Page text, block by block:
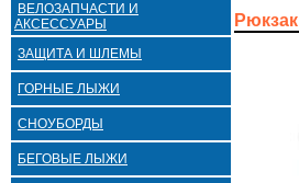
ВЕЛОЗАПЧАСТИ И
АКСЕССУАРЫ
ЗАЩИТА И ШЛЕМЫ
ГОРНЫЕ ЛЫЖИ
СНОУБОРДЫ
БЕГОВЫЕ ЛЫЖИ